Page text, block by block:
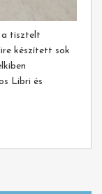
a tisztelt
készített sok
Libri és